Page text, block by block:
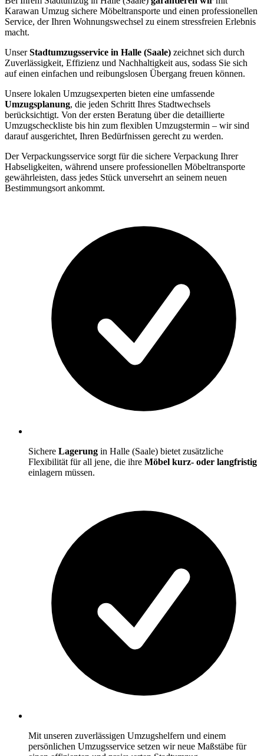
Karawan Umzug sichere Möbeltransporte und einen professionellen
Service, der Ihren Wohnungswechsel zu einem stressfreien Erlebnis
macht.
UnserStadtumzugsservice in Halle (Saale) zeichnet sich durch
Zuverlässigkeit, Effizienz und Nachhaltigkeit aus, sodass Sie sich
auf einen einfachen und reibungslosen Übergang freuen können.
Unsere lokalen Umzugsexperten bieten eine umfassende
Umzugsplanung, die jeden Schritt Ihres Stadtwechsels
berücksichtigt. Von der ersten Beratung über die detaillierte
Umzugscheckliste bis hin zum flexiblen Umzugstermin – wir sind
darauf ausgerichtet, Ihren Bedürfnissen gerecht zu werden.
Der Verpackungsservice sorgt für die sichere Verpackung Ihrer
Habseligkeiten, während unsere professionellen Möbeltransporte
gewährleisten, dass jedes Stück unversehrt an seinem neuen
Bestimmungsort ankommt.
Sichere Lagerung in Halle (Saale) bietet zusätzliche
Flexibilität für all jene, die ihre Möbel kurz- oder langfristig
einlagern müssen.
Mit unseren zuverlässigen Umzugshelfern und einem
persönlichen Umzugsservice setzen wir neue Maßstäbe für